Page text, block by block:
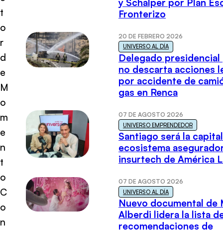
t
o
r
d
e
M
o
m
e
n
t
o
C
o
n
y Schalper por Plan
Fronterizo
20 DE FEBRERO 2026
UNIVERSO AL DÍA
Delegado presidencial
no descarta acciones
por accidente de
gas en Renca
07 DE AGOSTO 2026
UNIVERSO EMPRENDEDOR
Santiago será la
ecosistema
insurtech de América
07 DE AGOSTO 2026
UNIVERSO AL DÍA
Nuevo documental de
Alberdi lidera la lista
recomendaciones de